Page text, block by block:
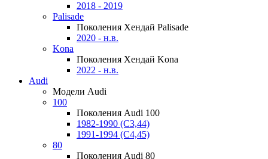
2018 - 2019
Palisade
Поколения Хендай Palisade
2020 - н.в.
Kona
Поколения Хендай Kona
2022 - н.в.
Audi
Модели Audi
100
Поколения Audi 100
1982-1990 (С3,44)
1991-1994 (С4,45)
80
Поколения Audi 80